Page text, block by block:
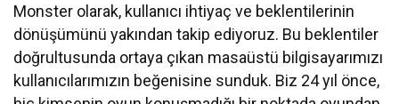
Monster olarak, kullanıcı ihtiyaç ve beklentilerinin
dönüşümünü yakından takip ediyoruz. Bu beklentiler
doğrultusunda ortaya çıkan masaüstü bilgisayarımızı
kullanıcılarımızın beğenisine sunduk. Biz 24 yıl önce,